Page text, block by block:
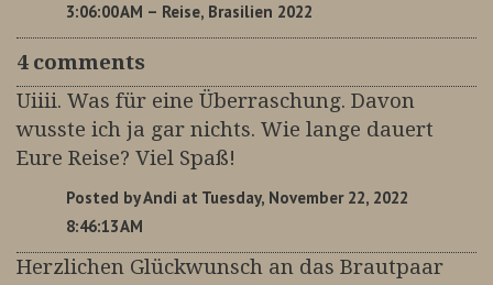
3:06:00 AM – Reise, Brasilien 2022
4 comments
Uiiii. Was für eine Überraschung. Davon
wusste ich ja gar nichts. Wie lange dauert
Eure Reise? Viel Spaß!
Posted byAndi at Tuesday, November 22, 2022
8:46:13 AM
Herzlichen Glückwunsch an das Brautpaar